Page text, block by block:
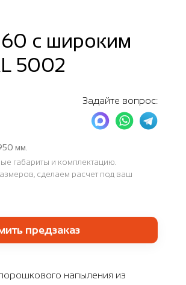
с широким
5002
Задайте вопрос:
мм.
габариты и комплектацию.
сделаем расчет под ваш
предзаказ
напыления из